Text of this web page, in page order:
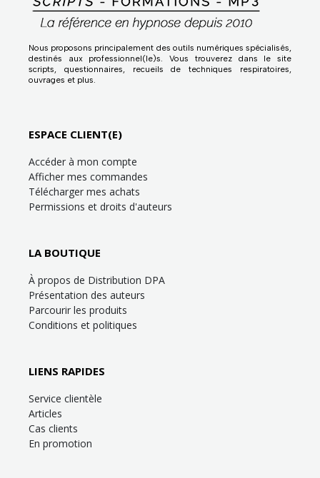
Nous proposons principalement des outils numériques spécialisés,
destinés aux professionnel(le)s. Vous trouverez dans le site
scripts, questionnaires, recueils de techniques respiratoires,
ouvrages et plus.
ESPACE CLIENT(E)
Accéder à mon compte
Afficher mes commandes
Télécharger mes achats
Permissions et droits d'auteurs
LA BOUTIQUE
À propos de Distribution DPA
Présentation des auteurs
Parcourir les produits
Conditions et politiques
LIENS RAPIDES
Service clientèle
Articles
Cas clients
En promotion